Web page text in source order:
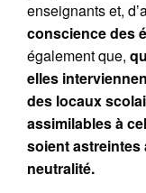
enseignants et,
conscience des
également que,
elles
des locaux
assimilables à
soient astreintes
neutralité.